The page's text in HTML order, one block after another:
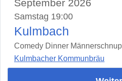
September 2026
Samstag 19:00
Kulmbach
Comedy Dinner
Kulmbacher Kommunbräu